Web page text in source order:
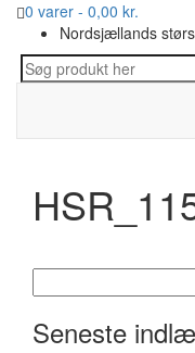
0 varer - 0,00 kr.
Nordsjællands
efter:
Seneste